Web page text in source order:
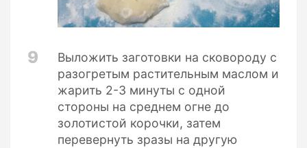
9
Выложить заготовки на сковороду с
разогретым растительным маслом и
жарить 2-3 минуты с одной
стороны на среднем огне до
золотистой корочки, затем
перевернуть зразы на другую